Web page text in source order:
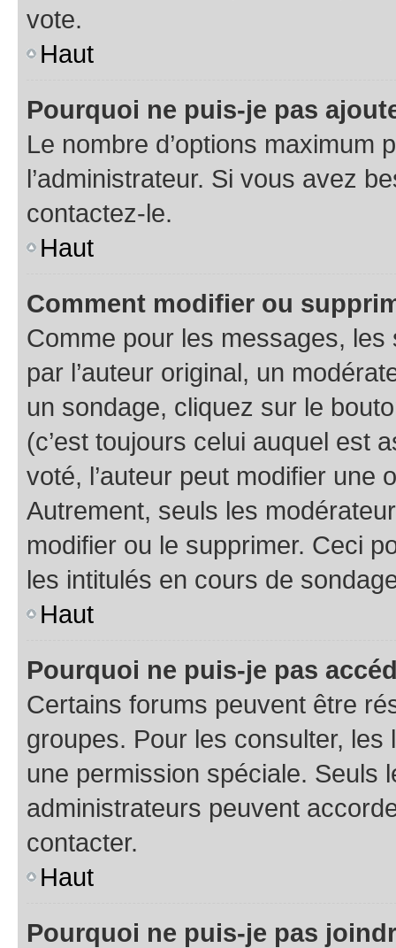
vote.
Haut
Pourquoi ne puis-je pas
Le nombre d’options maximum
l’administrateur. Si vous avez
contactez-le.
Haut
Comment modifier ou
Comme pour les messages,
par l’auteur original, un
un sondage, cliquez sur le
(c’est toujours celui auquel est
voté, l’auteur peut modifier une
Autrement, seuls les
modifier ou le supprimer. Ceci
les intitulés en cours de
Haut
Pourquoi ne puis-je pas
Certains forums peuvent être
groupes. Pour les consulter,
une permission spéciale. Seuls
administrateurs peuvent
contacter.
Haut
Pourquoi ne puis-je pas